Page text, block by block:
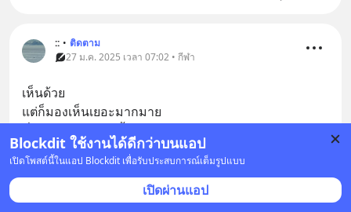
Blockdit ใช้งานได้ดีกว่าบนแอป
เปิดโพสต์นี้ในแอป Blockdit เพื่อรับประสบการณ์เต็มรูปแบบ
เปิดผ่านแอป
:: • ติดตาม
27 ม.ค. 2025 เวลา 07:02 • กีฬา
เห็นด้วย
แต่ก็มองเห็นเยอะมากมาย
แต่ภายในไม่ใช่... ดูเพิ่มเติม
บันทึก